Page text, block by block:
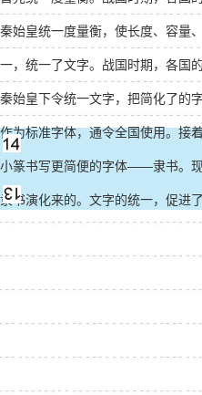
秦始皇统一度量衡，使长度、容量
一，统一了文字。战国时期，各国
秦始皇下令统一文字，把简化了的
作为标准字体，通令全国使用。接
小篆书写更简便的字体——隶书。
隶书演化来的。文字的统一，促进